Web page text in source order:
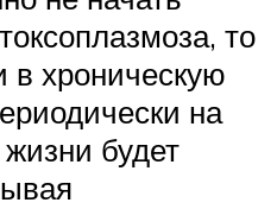
то
в хроническую
на
будет